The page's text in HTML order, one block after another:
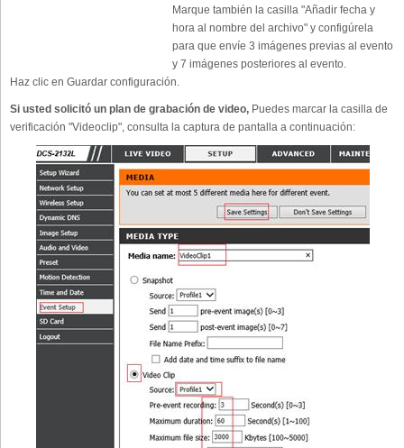
Marque también la casilla "Añadir fecha y
hora al nombre del archivo" y configúrela
para que envíe 3 imágenes previas al evento
y 7 imágenes posteriores al evento.
Haz clic en Guardar configuración.
Si usted solicitó un plan de grabación de video, Puedes marcar la casilla de
verificación "Videoclip", consulta la captura de pantalla a continuación: